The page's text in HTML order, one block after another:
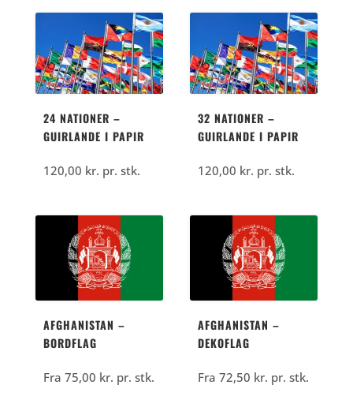
24 NATIONER –
GUIRLANDE I PAPIR
120,00 kr. pr. stk.
32 NATIONER –
GUIRLANDE I PAPIR
120,00 kr. pr. stk.
AFGHANISTAN –
BORDFLAG
Fra 75,00 kr. pr. stk.
AFGHANISTAN –
DEKOFLAG
Fra72,50 kr. pr. stk.